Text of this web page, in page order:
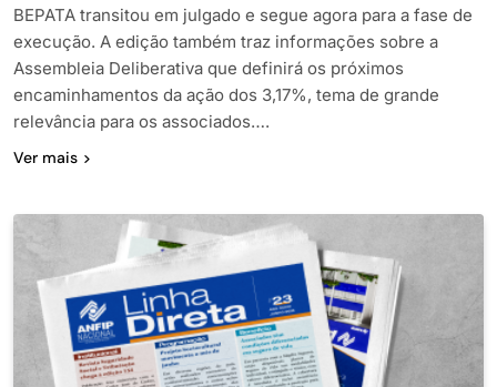
BEPATA transitou em julgado e segue agora para a fase de
execução. A edição também traz informações sobre a
Assembleia Deliberativa que definirá os próximos
encaminhamentos da ação dos 3,17%, tema de grande
relevância para os associados….
Ver mais